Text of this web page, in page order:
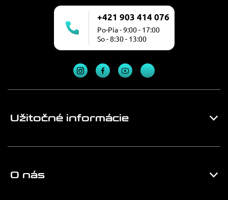
+421 903 414 076
Po-Pia - 9:00 - 17:00
So - 8:30 - 13:00
Užitočné informácie
O nás